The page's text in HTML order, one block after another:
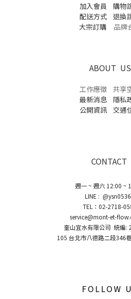
加入會員
購物
配送方式
退換
大宗訂購品牌
ABOUT US
工作應徵 共享
最新消息
隱私
公開資訊
交通
CONTACT
週一 ~ 週六 12:00 ~
LINE :
TEL：02-2718-
service@mont-et-
奎山宜水有限公司 統編:
105 台北市八德路二段346
FOLLOW